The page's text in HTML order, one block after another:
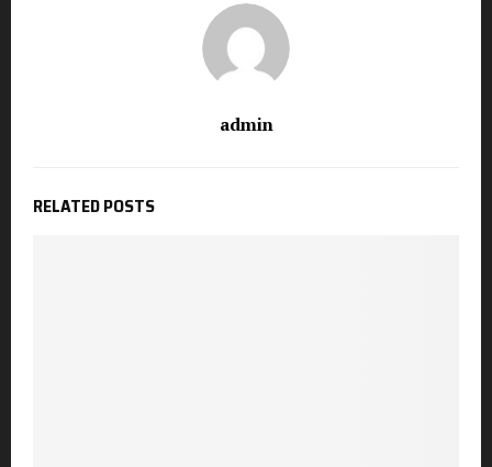
admin
RELATED POSTS